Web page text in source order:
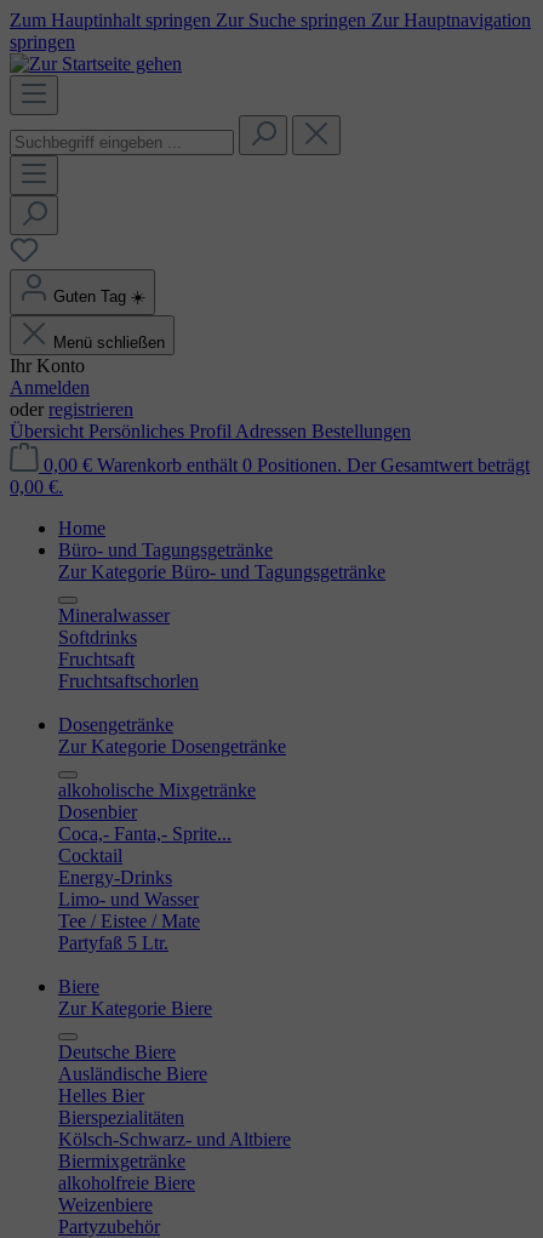
Zum Hauptinhalt springen Zur Suche springen Zur Hauptnavigation
springen
Guten Tag ☀️
Menü schließen
Ihr Konto
Anmelden
oder registrieren
Übersicht Persönliches Profil Adressen Bestellungen
0,00 € Warenkorb enthält 0 Positionen. Der Gesamtwert beträgt
0,00 €.
Home
Büro- und Tagungsgetränke
Zur Kategorie Büro- und Tagungsgetränke
Mineralwasser
Softdrinks
Fruchtsaft
Fruchtsaftschorlen
Dosengetränke
Zur Kategorie Dosengetränke
alkoholische Mixgetränke
Dosenbier
Coca,- Fanta,- Sprite...
Cocktail
Energy-Drinks
Limo- und Wasser
Tee / Eistee / Mate
Partyfaß 5 Ltr.
Biere
Zur Kategorie Biere
Deutsche Biere
Ausländische Biere
Helles Bier
Bierspezialitäten
Kölsch-Schwarz- und Altbiere
Biermixgetränke
alkoholfreie Biere
Weizenbiere
Partyzubehör